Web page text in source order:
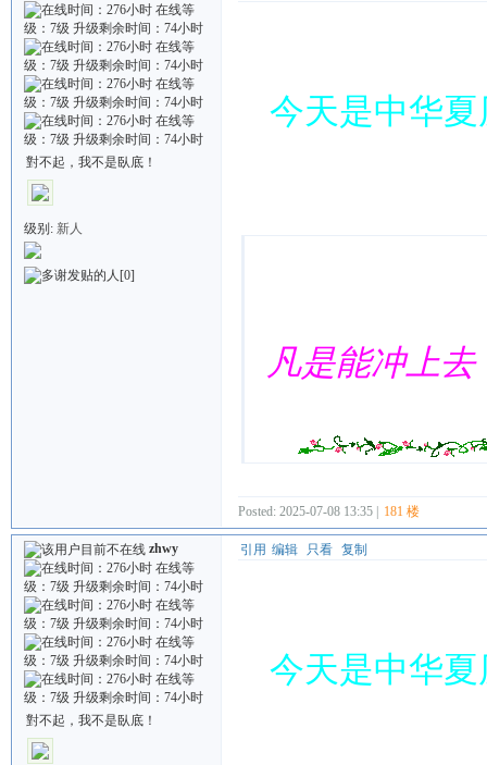
對不起，我不是臥底！
级别: 新人
[0]
今天是中华
凡是能冲上
Posted: 2025-07-08 13:35 | 181 楼
zhwy
對不起，我不是臥底！
引用 编辑 只看 复制
今天是中华